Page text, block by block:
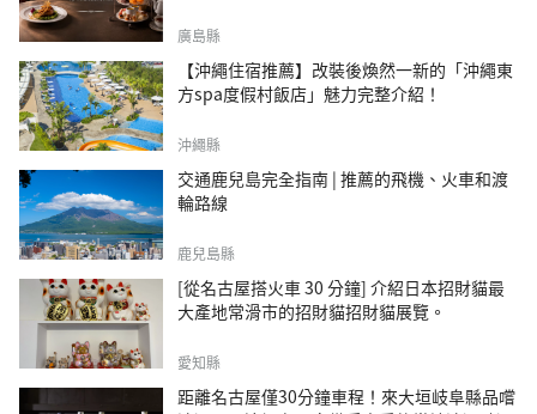
廣島縣
【沖繩住宿推薦】改裝後煥然一新的「沖繩東
方spa度假村飯店」魅力完整介紹！
沖繩縣
交通鹿兒島完全指南 | 推薦的飛機、火車和渡
輪路線
鹿兒島縣
[從名古屋搭火車 30 分鐘] 介紹日本招財貓最
大產地常滑市的招財貓招財貓展覽。
愛知縣
距離名古屋僅30分鐘車程！來大垣岐阜縣品嚐